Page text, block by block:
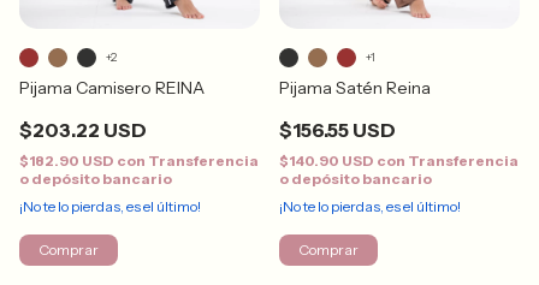
Pijama Camisero REINA
$203.22 USD
$182.90 USD con Transferencia
o depósito bancario
¡No te lo pierdas, es el último!
+2
Comprar
Pijama Satén Reina
$156.55 USD
$140.90 USD con Transferencia
o depósito bancario
¡No te lo pierdas, es el último!
+1
Comprar